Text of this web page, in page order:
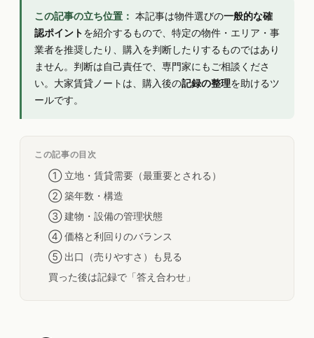
この記事の立ち位置： 本記事は物件選びの一般的な確
認ポイントを紹介するもので、特定の物件・エリア・事
業者を推奨したり、購入を判断したりするものではあり
ません。判断は自己責任で、専門家にもご相談くださ
い。大家賃貸ノートは、購入後の記録の整理を助けるツ
ールです。
この記事の目次
① 立地・賃貸需要（最重要とされる）
② 築年数・構造
③ 建物・設備の管理状態
④ 価格と利回りのバランス
⑤ 出口（売りやすさ）も見る
買った後は記録で「答え合わせ」